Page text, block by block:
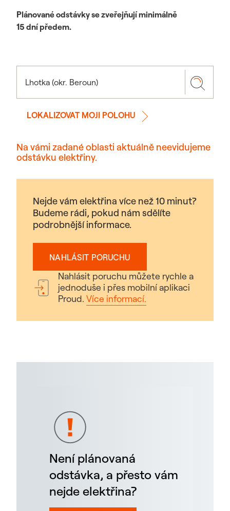
Plánované odstávky se zveřejňují minimálně
15 dní předem.
LOKALIZOVAT MOJI POLOHU
Na vámi zadané oblasti aktuálně neevidujeme
odstávku elektřiny.
Nejde vám elektřina více než 10 minut?
Budeme rádi, pokud nám sdělíte
podrobnější informace.
NAHLÁSIT PORUCHU
Nahlásit poruchu můžete rychle a
jednoduše i přes mobilní aplikaci
Proud. Více informací.
Není plánovaná
odstávka, a přesto vám
nejde elektřina?